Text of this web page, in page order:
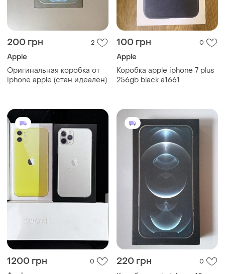
200 грн 2
Apple
Оригинальная коробка от
iphone apple (стан идеален)
100 грн 0
Apple
Коробка apple iphone 7 plus
256gb black a1661
1200 грн 0 220 грн 0